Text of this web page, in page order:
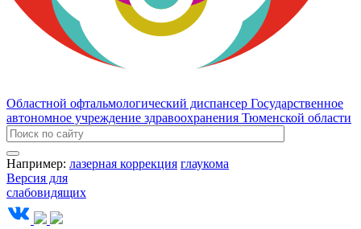
Областной офтальмологический диспансер Государственное
автономное учреждение здравоохранения Тюменской области
Например: лазерная коррекция глаукома
Версия для
слабовидящих